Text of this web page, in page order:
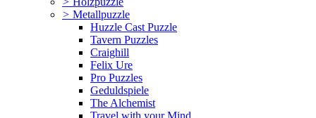
> Metallpuzzle
Huzzle Cast Puzzle
Tavern Puzzles
Craighill
Felix Ure
Pro Puzzles
Geduldspiele
The Alchemist
Travel with your Mind